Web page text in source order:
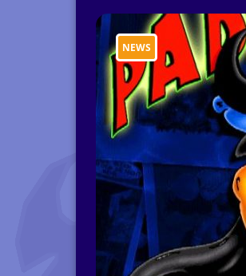
NEWS